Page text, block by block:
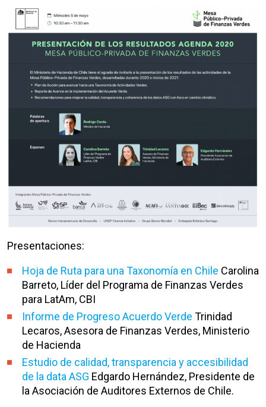
Presentaciones:
Hoja de Ruta para una Taxonomía en Chile Carolina
Barreto, Líder del Programa de Finanzas Verdes
para LatAm, CBI
Informe de Progreso Acuerdo Verde Trinidad
Lecaros, Asesora de Finanzas Verdes, Ministerio
de Hacienda
Estudio de calidad, transparencia y accesibilidad
de la data ASG Edgardo Hernández, Presidente de
la Asociación de Auditores Externos de Chile.